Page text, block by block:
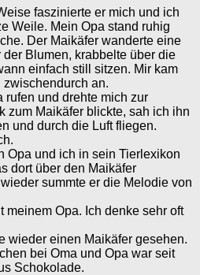
faszinierte er mich und ich
Weile. Mein Opa stand ruhig
Der Maikäfer wanderte eine
Blumen, krabbelte über die
einfach still sitzen. Mir kam
zwischendurch an.
rufen und drehte mich zur
zum Maikäfer blickte, sah ich ihn
und durch die Luft fliegen.
Opa und ich in sein Tierlexikon
dort über den Maikäfer
summte er die Melodie von
meinem Opa. Ich denke sehr oft
wieder einen Maikäfer gesehen.
bei Oma und Opa war seit
Schokolade.